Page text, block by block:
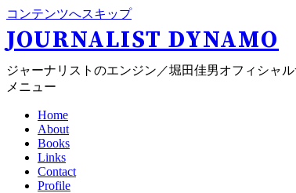
コンテンツへスキップ
JOURNALIST DYNAMO
ジャーナリストのエンジン／堀田佳男オフィシャル
メニュー
Home
About
Books
Links
Contact
Profile